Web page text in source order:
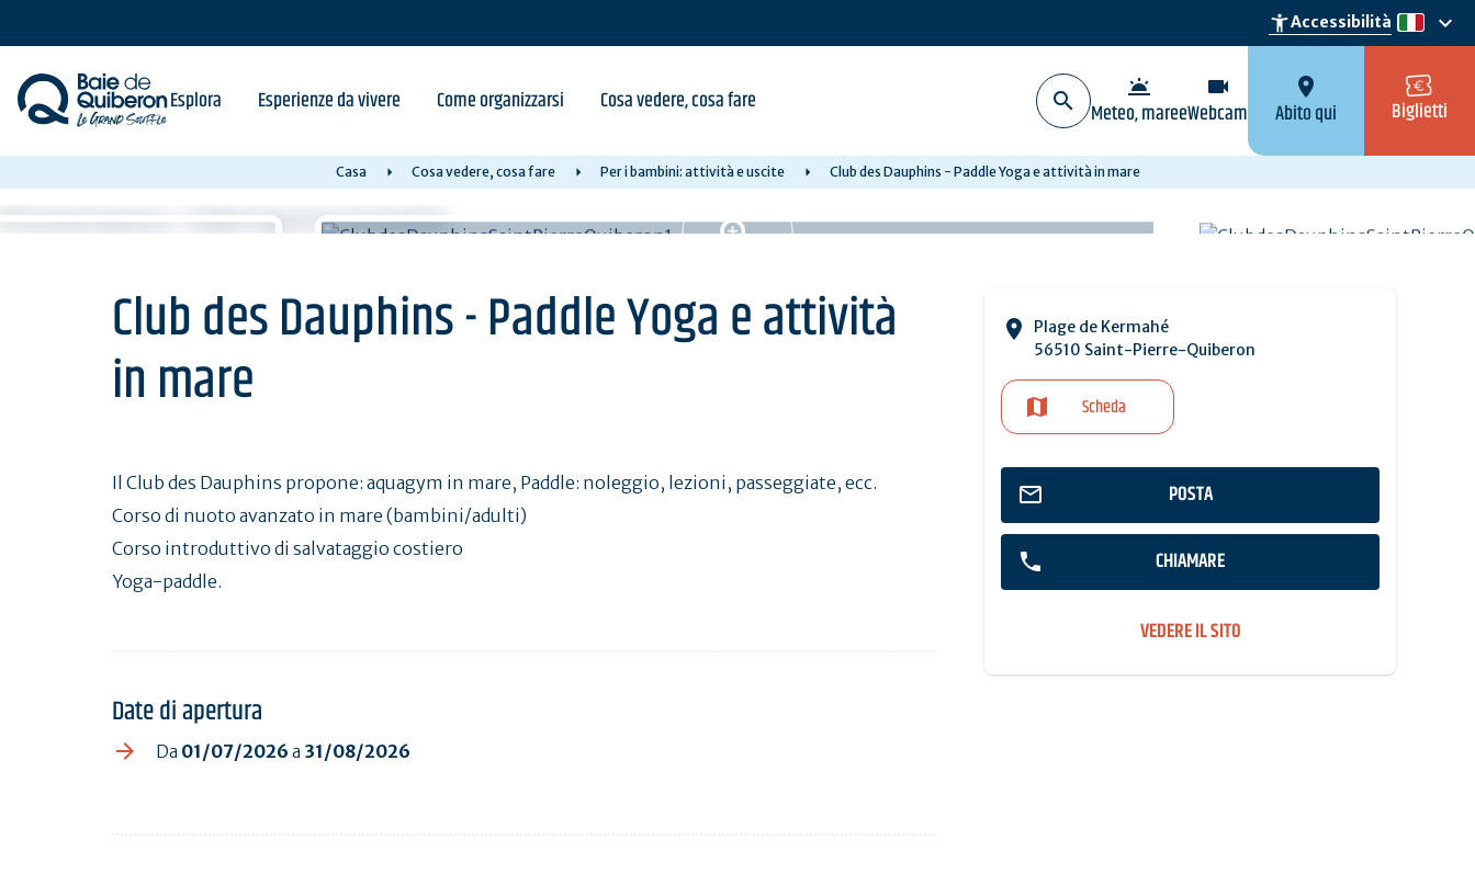
content
accessibility_newAccessibilità it
keyboard_arrow_down
Esplora Esperienze da vivere Come organizzarsi Cosa vedere, cosa fare wb_twilight
Meteo, maree
videocam
Webcam
location_on
Abito qui Biglietti
Casa Cosa vedere, cosa fare Per i bambini: attività e uscite Club des Dauphins - Paddle Yoga e attività in mare
Club des Dauphins - Paddle Yoga e attività
in mare
Plage de Kermahé
56510 Saint-Pierre-Quiberon
Scheda
POSTA
CHIAMARE
VEDERE IL SITO
Il Club des Dauphins propone: aquagym in mare, Paddle: noleggio, lezioni, passeggiate, ecc.
Corso di nuoto avanzato in mare (bambini/adulti)
Corso introduttivo di salvataggio costiero
Yoga-paddle.
Date di apertura
Da 01/07/2026 a 31/08/2026